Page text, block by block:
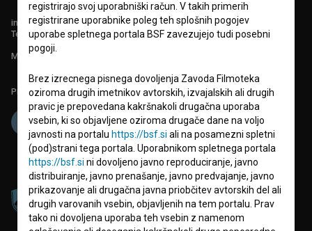
info@filmoteka.si
Tehnična pomoč: podpora@bsf.si
Mednarodna številka ISSN 2670-787X
Projekt sofinancira:
registrirajo svoj uporabniški račun. V takih primerih
registrirane uporabnike poleg teh splošnih pogojev
uporabe spletnega portala BSF zavezujejo tudi posebni
pogoji.
Brez izrecnega pisnega dovoljenja Zavoda Filmoteka
oziroma drugih imetnikov avtorskih, izvajalskih ali drugih
pravic je prepovedana kakršnakoli drugačna uporaba
vsebin, ki so objavljene oziroma drugače dane na voljo
javnosti na portalu https://bsf.si ali na posamezni spletni
(pod)strani tega portala. Uporabnikom spletnega portala
https://bsf.si ni dovoljeno javno reproduciranje, javno
distribuiranje, javno prenašanje, javno predvajanje, javno
prikazovanje ali drugačna javna priobčitev avtorskih del ali
drugih varovanih vsebin, objavljenih na tem portalu. Prav
tako ni dovoljena uporaba teh vsebin z namenom